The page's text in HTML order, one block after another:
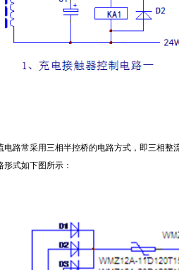
路常采用三相半控桥的电路方式，即三相
式如下图所示：